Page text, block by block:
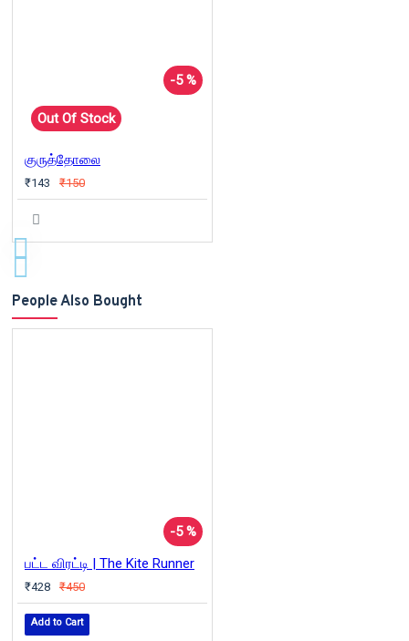
-5 %
Out Of Stock
குருத்தோலை
₹143 ₹150
People Also Bought
-5 %
பட்ட விரட்டி | The Kite Runner
₹428 ₹450
Add to Cart